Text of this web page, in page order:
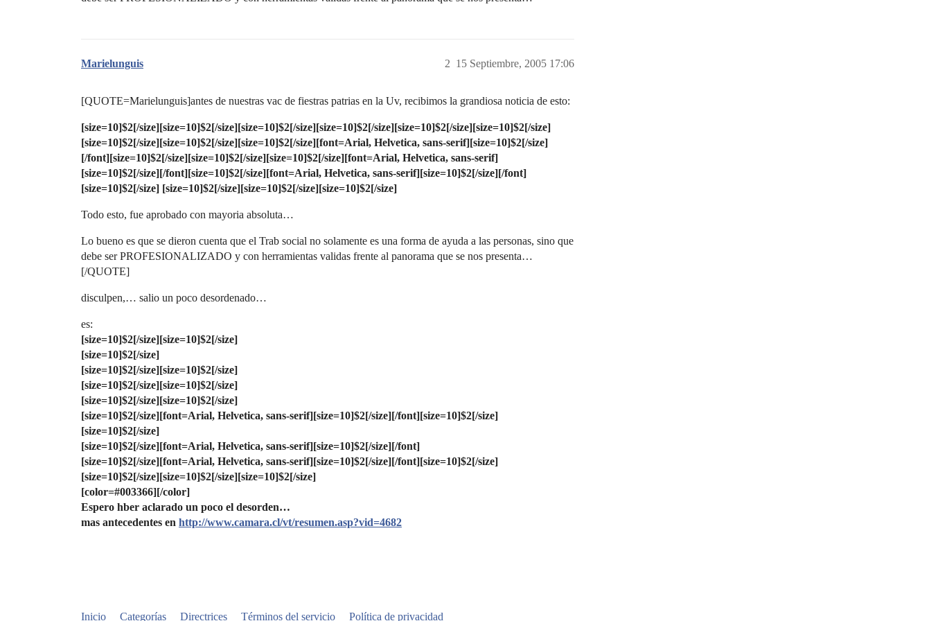
Marielunguis 15 Septiembre, 2005 17:06
2
[QUOTE=Marielunguis]antes de nuestras vac de fiestras patrias en la Uv, recibimos la grandiosa noticia de esto:
[size=10]$2[/size][size=10]$2[/size][size=10]$2[/size][size=10]$2[/size][size=10]$2[/size][size=10]$2[/size]
[size=10]$2[/size][size=10]$2[/size][size=10]$2[/size][font=Arial, Helvetica, sans-serif][size=10]$2[/size]
[/font][size=10]$2[/size][size=10]$2[/size][size=10]$2[/size][font=Arial, Helvetica, sans-serif]
[size=10]$2[/size][/font][size=10]$2[/size][font=Arial, Helvetica, sans-serif][size=10]$2[/size][/font]
[size=10]$2[/size] [size=10]$2[/size][size=10]$2[/size][size=10]$2[/size]
Todo esto, fue aprobado con mayoria absoluta…
Lo bueno es que se dieron cuenta que el Trab social no solamente es una forma de ayuda a las personas, sino que
debe ser PROFESIONALIZADO y con herramientas validas frente al panorama que se nos presenta…
[/QUOTE]
disculpen,… salio un poco desordenado…
es:
[size=10]$2[/size][size=10]$2[/size]
[size=10]$2[/size]
[size=10]$2[/size][size=10]$2[/size]
[size=10]$2[/size][size=10]$2[/size]
[size=10]$2[/size][size=10]$2[/size]
[size=10]$2[/size][font=Arial, Helvetica, sans-serif][size=10]$2[/size][/font][size=10]$2[/size]
[size=10]$2[/size]
[size=10]$2[/size][font=Arial, Helvetica, sans-serif][size=10]$2[/size][/font]
[size=10]$2[/size][font=Arial, Helvetica, sans-serif][size=10]$2[/size][/font][size=10]$2[/size]
[size=10]$2[/size][size=10]$2[/size][size=10]$2[/size]
[color=#003366][/color]
Espero hber aclarado un poco el desorden…
mas antecedentes en http://www.camara.cl/vt/resumen.asp?vid=4682
Inicio Categorías Directrices Términos del servicio Política de privacidad